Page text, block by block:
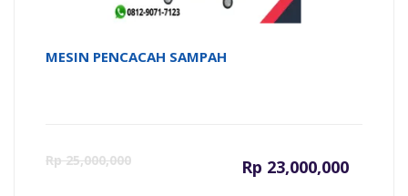
MESIN PENCACAH SAMPAH
Rp25,000,000 Rp 23,000,000
Harga